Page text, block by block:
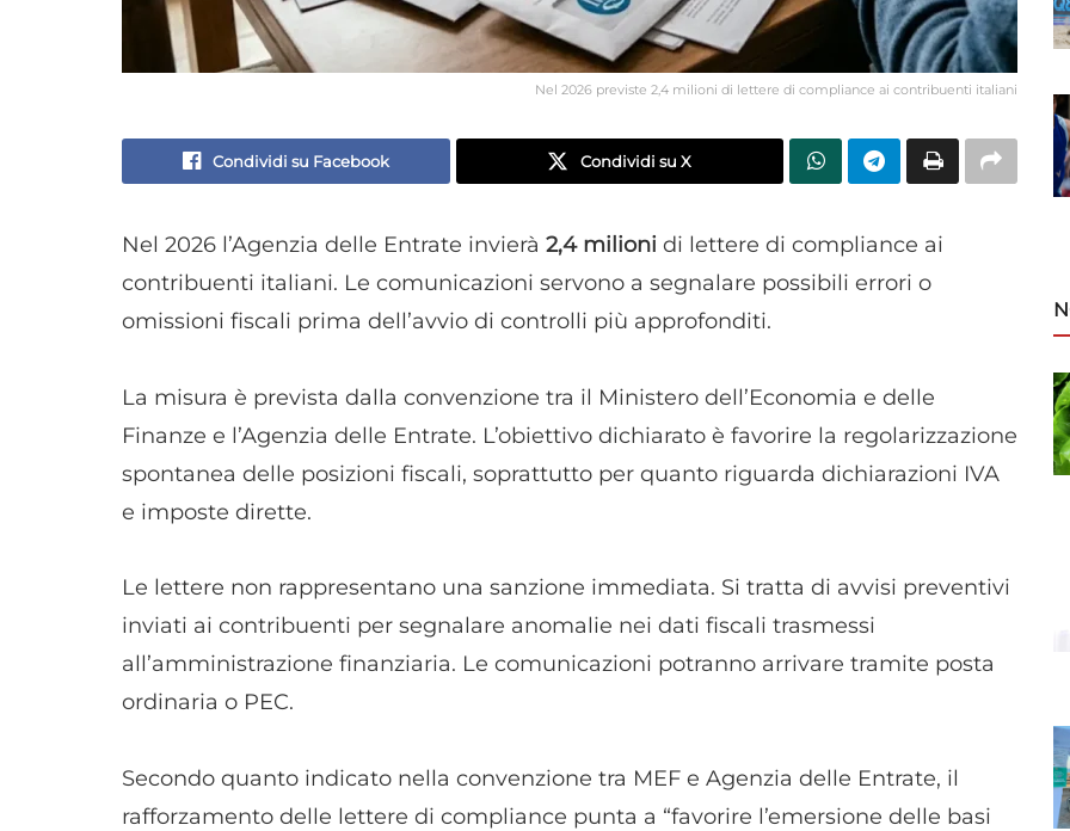
Nel 2026 previste 2,4 milioni di lettere di compliance ai contribuenti italiani
Condividi su Facebook Condividi su X
Nel 2026 l’Agenzia delle Entrate invierà 2,4 milioni di lettere di compliance ai
contribuenti italiani. Le comunicazioni servono a segnalare possibili errori o
omissioni fiscali prima dell’avvio di controlli più approfonditi.
La misura è prevista dalla convenzione tra il Ministero dell’Economia e delle
Finanze e l’Agenzia delle Entrate. L’obiettivo dichiarato è favorire la regolarizzazione
spontanea delle posizioni fiscali, soprattutto per quanto riguarda dichiarazioni IVA
e imposte dirette.
Le lettere non rappresentano una sanzione immediata. Si tratta di avvisi preventivi
inviati ai contribuenti per segnalare anomalie nei dati fiscali trasmessi
all’amministrazione finanziaria. Le comunicazioni potranno arrivare tramite posta
ordinaria o PEC.
Secondo quanto indicato nella convenzione tra MEF e Agenzia delle Entrate, il
rafforzamento delle lettere di compliance punta a “favorire l’emersione delle basi